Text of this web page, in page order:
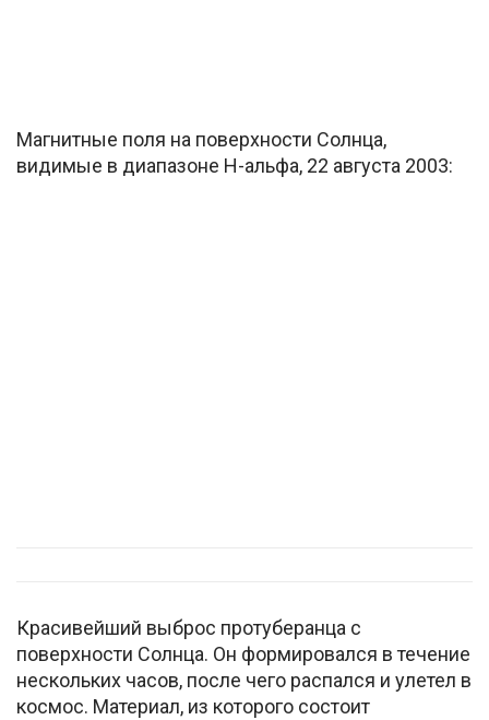
Магнитные поля на поверхности Солнца,
видимые в диапазоне H-альфа, 22 августа 2003:
Красивейший выброс протуберанца с
поверхности Солнца. Он формировался в течение
нескольких часов, после чего распался и улетел в
космос. Материал, из которого состоит